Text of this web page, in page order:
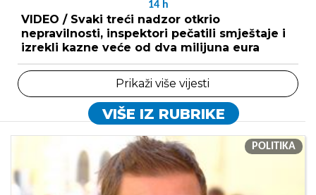
14 h
VIDEO / Svaki treći nadzor otkrio
nepravilnosti, inspektori pečatili smještaje i
izrekli kazne veće od dva milijuna eura
Prikaži više vijesti
VIŠE IZ RUBRIKE
POLITIKA